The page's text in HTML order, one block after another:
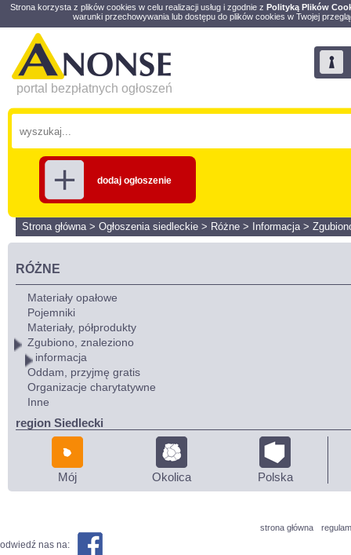
Strona korzysta z plików cookies w celu realizacji usług i zgodnie z Polityką Plików
warunki przechowywania lub dostępu do plików cookies w Twojej
portal bezpłatnych ogłoszeń
dodaj ogłoszenie
Strona główna> Ogłoszenia siedleckie > Różne > Informacja>
RÓŻNE
Materiały opałowe
Pojemniki
Materiały, półprodukty
Zgubiono, znaleziono
informacja
Oddam, przyjmę gratis
Organizacje charytatywne
Inne
region Siedlecki
Mój Okolica Polska
strona główna
odwiedź nas na: